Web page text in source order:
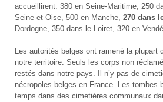
accueillirent: 380 en Seine-Maritime, 250
Seine-et-Oise, 500 en Manche, 270 dans
Dordogne, 350 dans le Loiret, 320 en
Les autorités belges ont ramené la plupart
notre territoire. Seuls les corps non
restés dans notre pays. Il n’y pas de
nécropoles belges en France. Les tombes
temps dans des cimetières communaux